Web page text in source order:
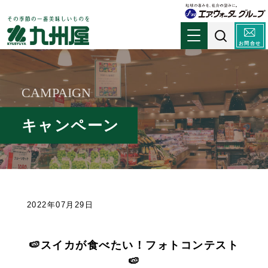
お問合せ
CAMPAIGN
キャンペーン
2022年07月29日
🍉スイカが食べたい！フォトコンテスト
🍉